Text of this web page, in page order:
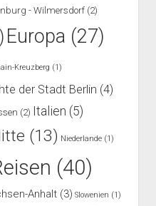
- Wilmersdorf(2)
Europa (27)
Kreuzberg (1)
der Stadt Berlin (4)
(2) Italien (5)
(13) Niederlande(1)
(40)
Anhalt(3) Slowenien (1)